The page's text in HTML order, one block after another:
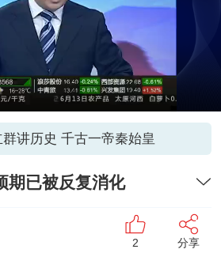
群讲历史 千古一帝秦始皇
期已被反复消化
2 分享